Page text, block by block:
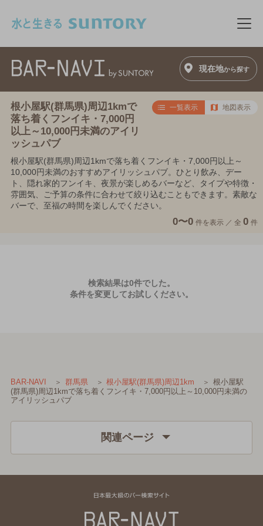
メ
現在地から探す
根小屋駅(群馬県)周辺1kmで
落ち着くフンイキ・7,000円
以上～10,000円未満のアイリ
ッシュパブ
一覧表示 地図表示
根小屋駅(群馬県)周辺1kmで落ち着くフンイキ・7,000円以上～
10,000円未満のおすすめアイリッシュパブ。ひとり飲み、デー
ト、隠れ家的フンイキ、夜景が楽しめるバーなど、タイプや特徴・
雰囲気、ご予算の条件に合わせて絞り込むこともできます。素敵な
バーで、至福の時間を楽しんでください。
0〜0 件を表示 ／ 全 0 件
検索結果は0件でした。
条件を変更してお試しください。
BAR-NAVI 群馬県 根小屋駅(群馬県)周辺1km
根小屋駅
(群馬県)周辺1kmで落ち着くフンイキ・7,000円以上～10,000円未満の
アイリッシュパブ
関連ページ